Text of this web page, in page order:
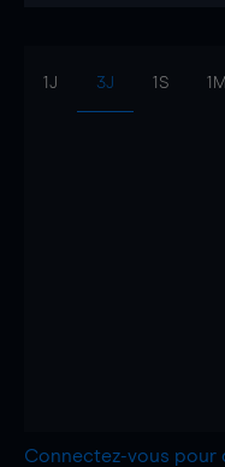
1J 3J 1S 1M
Connectez-vous pour